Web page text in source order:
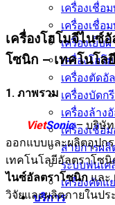
เครื่องเชื่อ
เครื่องเชื่
เครื่องเย็บ
เครื่องโฮโ
เครื่องตัดอั
เครื่องบัดก
เครื่องล้าง
เครื่องเชื่อ
สายการผลิ
ระบบพ่นเ
เครื่องคัด
บริการ
เครื่องโฮโมจีไนซ์
โซนิก – เทคโนโ
1. ภาพรวม
VietSonic– บริษัท
ออกแบบและผลิตอุปก
เทคโนโลยีอัลตราโซ
ไนซ์อัลตราโซนิกและ
วิจัยและผลิตภายในปร